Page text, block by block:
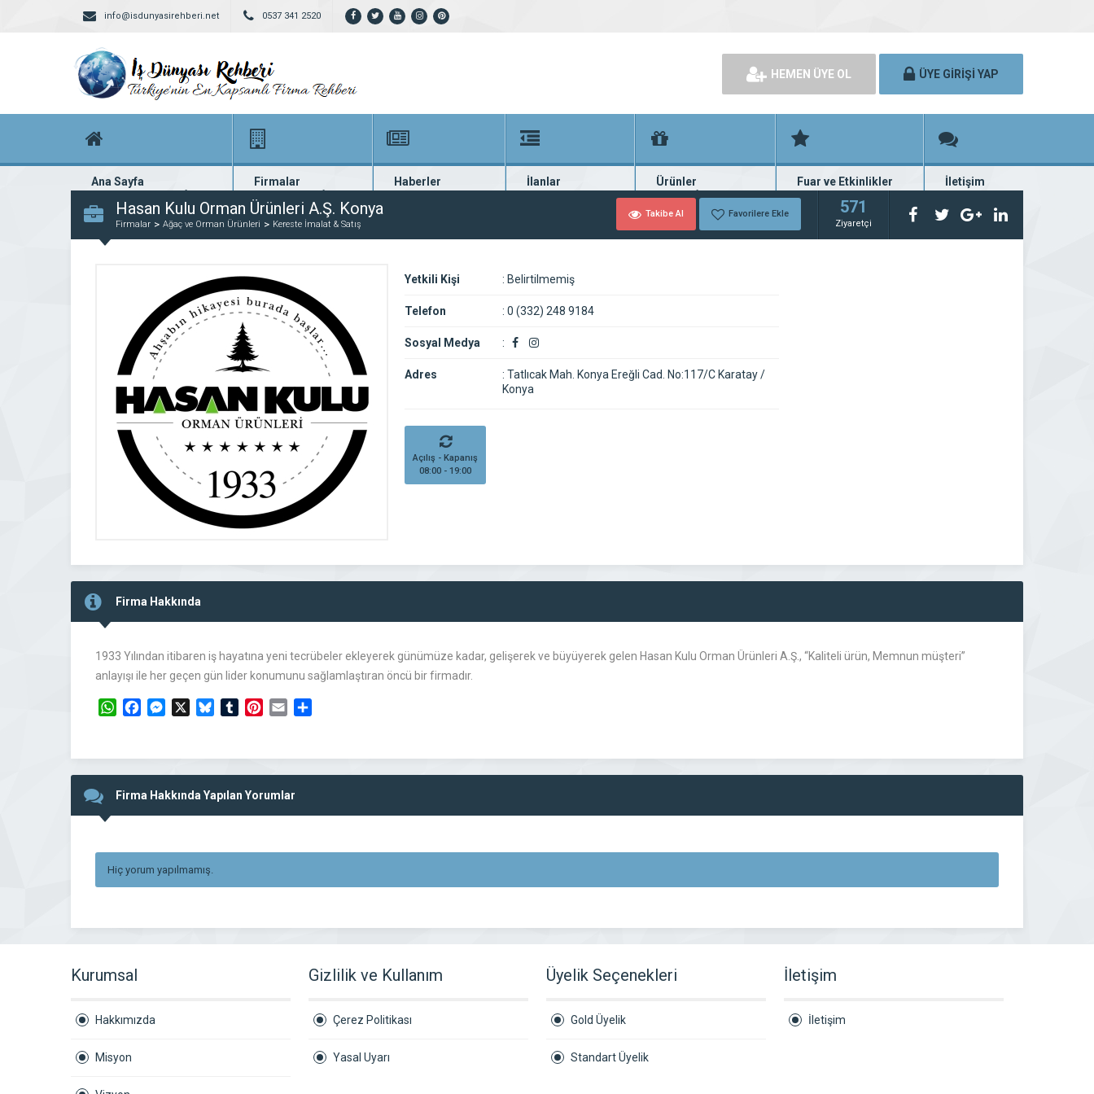
info@isdunyasirehberi.net 0537 341 2520
HEMEN ÜYE OL ÜYE GİRİŞİ YAP
Ana Sayfa
Firma rehberi ana sayfanız
Firmalar
Yüzlerce kayıtlı firma
Haberler
En güncel haberler
İlanlar
Güncel seri ilanlar
Ürünler
Binlerce firma ürünü
Fuar ve Etkinlikler
Fuar ve etkinlik planları
İletişim
Bize ulaşın
Hasan Kulu Orman Ürünleri A.Ş. Konya
Firmalar Ağaç ve Orman Ürünleri Kereste İmalat & Satış
Takibe Al Favorilere Ekle 571
Ziyaretçi
Yetkili Kişi : Belirtilmemiş
Telefon : 0 (332) 248 9184
Sosyal Medya :
Adres : Tatlıcak Mah. Konya Ereğli Cad. No:117/C Karatay /
Konya
Açılış - Kapanış
08:00 - 19:00
Firma Hakkında
1933 Yılından itibaren iş hayatına yeni tecrübeler ekleyerek günümüze kadar, gelişerek ve büyüyerek gelen Hasan Kulu Orman Ürünleri A.Ş., “Kaliteli ürün, Memnun müşteri”
anlayışı ile her geçen gün lider konumunu sağlamlaştıran öncü bir firmadır.
WhatsAppFacebookMessengerBlueskyTumblrPinterest
Email
Firma Hakkında Yapılan Yorumlar
Hiç yorum yapılmamış.
Kurumsal
Hakkımızda
Misyon
Gizlilik ve Kullanım
Çerez Politikası
Yasal Uyarı
Üyelik Seçenekleri
Gold Üyelik
Standart Üyelik
İletişim
İletişim